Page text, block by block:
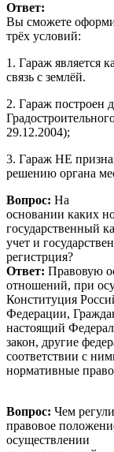
Ответ:
Вы сможете
трёх условий:
1. Гараж является
связь с землёй.
2. Гараж построен
29.12.2004);
3. Гараж НЕ
решению органа
Вопрос: На
основании каких
государственный
учет и
Ответ: Правовую
отношений, при
Конституция
Федерации,
настоящий
закон, другие
соответствии с
нормативные
Вопрос: Чем
правовое
осуществлении